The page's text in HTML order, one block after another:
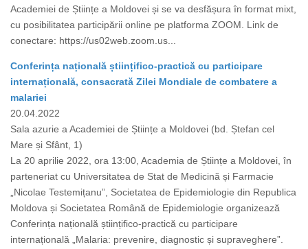
Academiei de Științe a Moldovei și se va desfășura în format mixt,
cu posibilitatea participării online pe platforma ZOOM. Link de
conectare: https://us02web.zoom.us...
Conferința națională științifico-practică cu participare
internațională, consacrată Zilei Mondiale de combatere a
malariei
20.04.2022
Sala azurie a Academiei de Științe a Moldovei (bd. Ștefan cel
Mare și Sfânt, 1)
La 20 aprilie 2022, ora 13:00, Academia de Științe a Moldovei, în
parteneriat cu Universitatea de Stat de Medicină și Farmacie
„Nicolae Testemițanu”, Societatea de Epidemiologie din Republica
Moldova și Societatea Română de Epidemiologie organizează
Conferința națională științifico-practică cu participare
internațională „Malaria: prevenire, diagnostic și supraveghere”.